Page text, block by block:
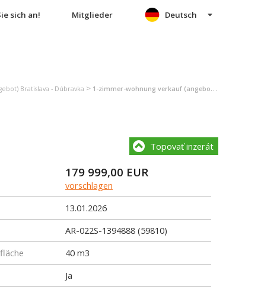
sich an! Mitglieder Deutsch
Bratislava - Dúbravka > 1-zimmer-wohnung verkauf (angebot) Bratislava - Dúbravka
Topovať inzerát
179 999,00 EUR
vorschlagen
13.01.2026
AR-022S-1394888 (59810)
40 m3
Ja